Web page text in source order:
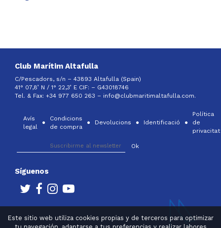
Este sitio web utiliza cookies propias y de terceros para optimizar
Club Marítim Altafulla
C/Pescadors, s/n – 43893 Altafulla (Spain)
41° 07,8’ N / 1° 22,3’ E CIF: – G43018746
Tel. & Fax: +34 977 650 263 – info@clubmaritimaltafulla.com.
Avís
legal
Condicions
de compra
Devolucions Identificació
Política
de
privacitat
Síguenos